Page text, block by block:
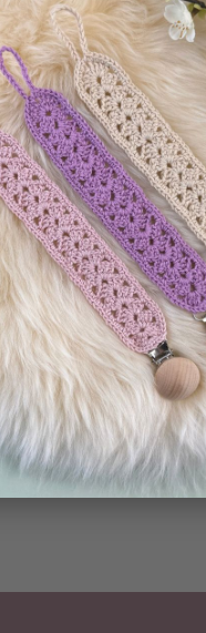
liten Kanin i Kopp
PåskKaniner på